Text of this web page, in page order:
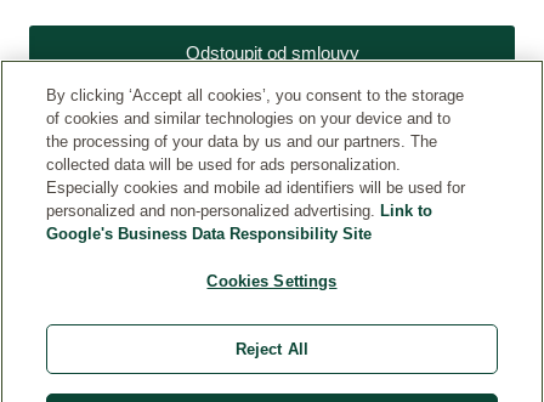
Odstoupit od smlouvy
Weleda CZ © Weleda 2026
By clicking ‘Accept all cookies’, you consent to the storage
of cookies and similar technologies on your device and to
the processing of your data by us and our partners. The
collected data will be used for ads personalization.
Especially cookies and mobile ad identifiers will be used for
personalized and non-personalized advertising. Link to
Google's Business Data Responsibility Site
Cookies Settings
Reject All